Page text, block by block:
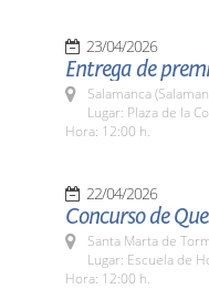
23/04/2026
Entrega de
Salamanca
Lugar: Plaza de la
Hora: 12:00 h.
22/04/2026
Concurso de
Santa Marta de
Lugar: Escuela de
Hora: 12:00 h.